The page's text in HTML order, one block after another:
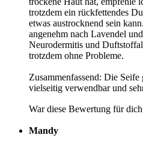
trotzdem ein rückfettendes
etwas austrocknend sein
angenehm nach Lavendel
Neurodermitis und
trotzdem ohne Probleme.
Zusammenfassend: Die
vielseitig verwendbar und
War diese Bewertung für
Mandy